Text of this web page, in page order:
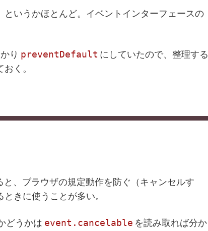
いうかほとんど。イベントインターフェースの
り preventDefault にしていたので、整理する
く。
と、ブラウザの規定動作を防ぐ（キャンセルす
きに使うことが多い。
どうかは event.cancelable を読み取れば分か